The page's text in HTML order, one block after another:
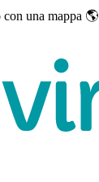
una mappa 🌎